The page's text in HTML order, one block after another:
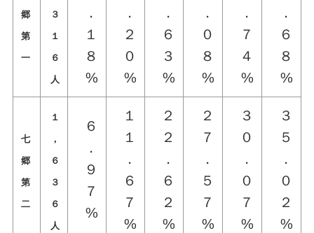
郷
第
一
３
１
６
人
．
１
８
%
．
２
０
%
．
６
３
%
．
０
８
%
．
７
４
%
．
６
８
%
七
郷
第
二
１
，
６
３
６
人
６
．
９
７
%
１
１
．
６
７
%
２
２
．
６
２
%
２
７
．
５
７
%
３
０
．
０
７
%
３
５
．
０
２
%